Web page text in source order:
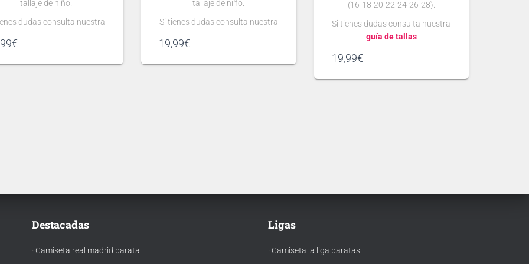
tallaje de niño.
dudas consulta nuestra
Puedes elegir
€
tallaje de niño.
Si tienes dudas consulta nuestra
Puedes elegir
19,99€
(16-18-20-22-24-26-28).
Si tienes dudas consulta nuestra
guía de tallas
nombre y número
19,99€
Destacadas
· Camiseta real madrid barata
Ligas
· Camiseta la liga baratas